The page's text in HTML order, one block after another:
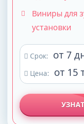
Виниры для
установки
Срок: от 7
Цена: от 15